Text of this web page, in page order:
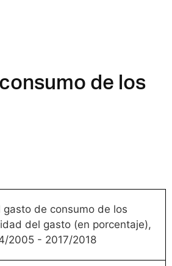
de los
gasto de consumo de los
del gasto (en porcentaje),
2005 - 2017/2018